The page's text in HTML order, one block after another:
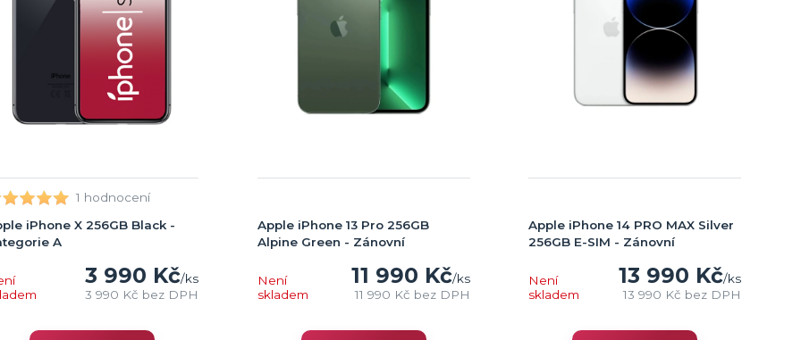
1 hodnocení
iPhone X 256GB Black -
A
3 990 Kč/ks
3 990 Kč bez DPH
Apple iPhone 13 Pro 256GB
Alpine Green - Zánovní
11 990 Kč/ks
11 990 Kč bez DPH
Není
skladem
Apple iPhone 14 PRO MAX Silver
256GB E-SIM - Zánovní
13 990 Kč/ks
13 990 Kč bez DPH
Není
skladem